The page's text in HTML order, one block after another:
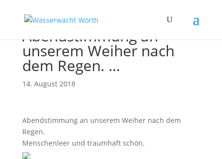
Abendstimmung an
unserem Weiher nach
dem Regen. …
14. August 2018
Abendstimmung an unserem Weiher nach dem
Regen.
Menschenleer und traumhaft schön.